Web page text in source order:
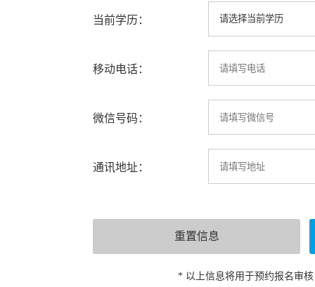
当前学历：
移动电话：
微信号码：
通讯地址：
* 以上信息将用于预约报名审